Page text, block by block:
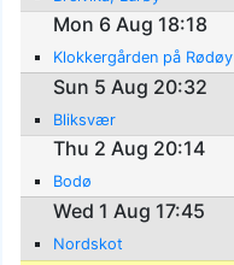
Mon 6 Aug 18:18
Klokkergården på Rødøy
Sun 5 Aug 20:32
Bliksvær
Thu 2 Aug 20:14
Bodø
Wed 1 Aug 17:45
Nordskot